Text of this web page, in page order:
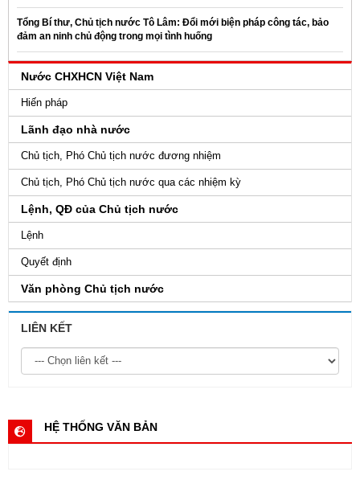
Tổng Bí thư, Chủ tịch nước Tô Lâm: Đổi mới biện pháp công tác, bảo
đảm an ninh chủ động trong mọi tình huống
Nước CHXHCN Việt Nam
Hiến pháp
Lãnh đạo nhà nước
Chủ tịch, Phó Chủ tịch nước đương nhiệm
Chủ tịch, Phó Chủ tịch nước qua các nhiệm kỳ
Lệnh, QĐ của Chủ tịch nước
Lệnh
Quyết định
Văn phòng Chủ tịch nước
LIÊN KẾT
HỆ THỐNG VĂN BẢN